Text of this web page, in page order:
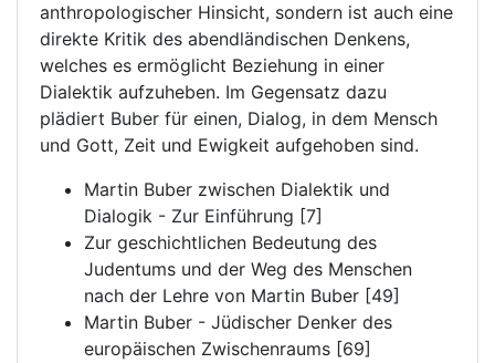
anthropologischer Hinsicht, sondern ist auch eine
direkte Kritik des abendländischen Denkens,
welches es ermöglicht Beziehung in einer
Dialektik aufzuheben. Im Gegensatz dazu
plädiert Buber für einen, Dialog, in dem Mensch
und Gott, Zeit und Ewigkeit aufgehoben sind.
Martin Buber zwischen Dialektik und
Dialogik - Zur Einführung [7]
Zur geschichtlichen Bedeutung des
Judentums und der Weg des Menschen
nach der Lehre von Martin Buber [49]
Martin Buber - Jüdischer Denker des
europäischen Zwischenraums [69]